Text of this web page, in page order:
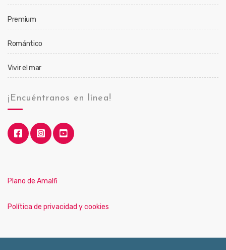
Premium
Romántico
Vivir el mar
¡Encuéntranos en línea!
Plano de Amalfi
Política de privacidad y cookies